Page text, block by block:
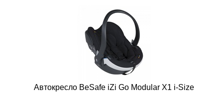
Автокресло BeSafe iZi Go Modular X1 i-Size